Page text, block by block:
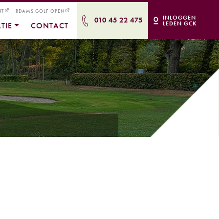
010 45 22 475 INLOGGEN
LEDEN GCK
CONTACT
RDAMS GOLF OPEN